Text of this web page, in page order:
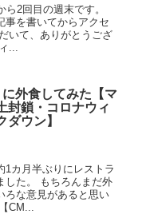
2回目の週末です。
事を書いてからアクセ
いて、ありがとうござ
...
外食してみた【マ
封鎖・コロナウィ
ダウン】
1カ月半ぶりにレストラ
した。 もちろんまだ外
ろな意見があると思い
CM...